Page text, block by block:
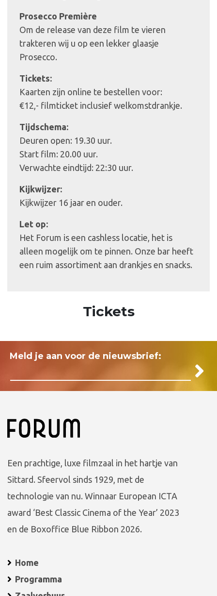
Prosecco Première
Om de release van deze film te vieren
trakteren wij u op een lekker glaasje
Prosecco.
Tickets:
Kaarten zijn online te bestellen voor:
€12,- filmticket inclusief welkomstdrankje.
Tijdschema:
Deuren open: 19.30 uur.
Start film: 20.00 uur.
Verwachte eindtijd: 22:30 uur.
Kijkwijzer:
Kijkwijzer 16 jaar en ouder.
Let op:
Het Forum is een cashless locatie, het is
alleen mogelijk om te pinnen. Onze bar heeft
een ruim assortiment aan drankjes en snacks.
Tickets
Meld je aan voor de nieuwsbrief:
Een prachtige, luxe filmzaal in het hartje van
Sittard. Sfeervol sinds 1929, met de
technologie van nu. Winnaar European ICTA
award ‘Best Classic Cinema of the Year’ 2023
en de Boxoffice Blue Ribbon 2026.
Home
Programma